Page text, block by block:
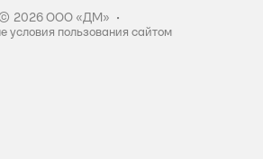
2026 ООО «ДМ» •
условия пользования сайтом